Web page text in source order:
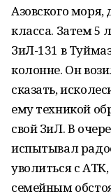
Азовского
класса. Затем 5
ЗиЛ-131 в
колонне. Он
сказать,
ему техникой
свой ЗиЛ. В
испытывал
уволиться с
семейным